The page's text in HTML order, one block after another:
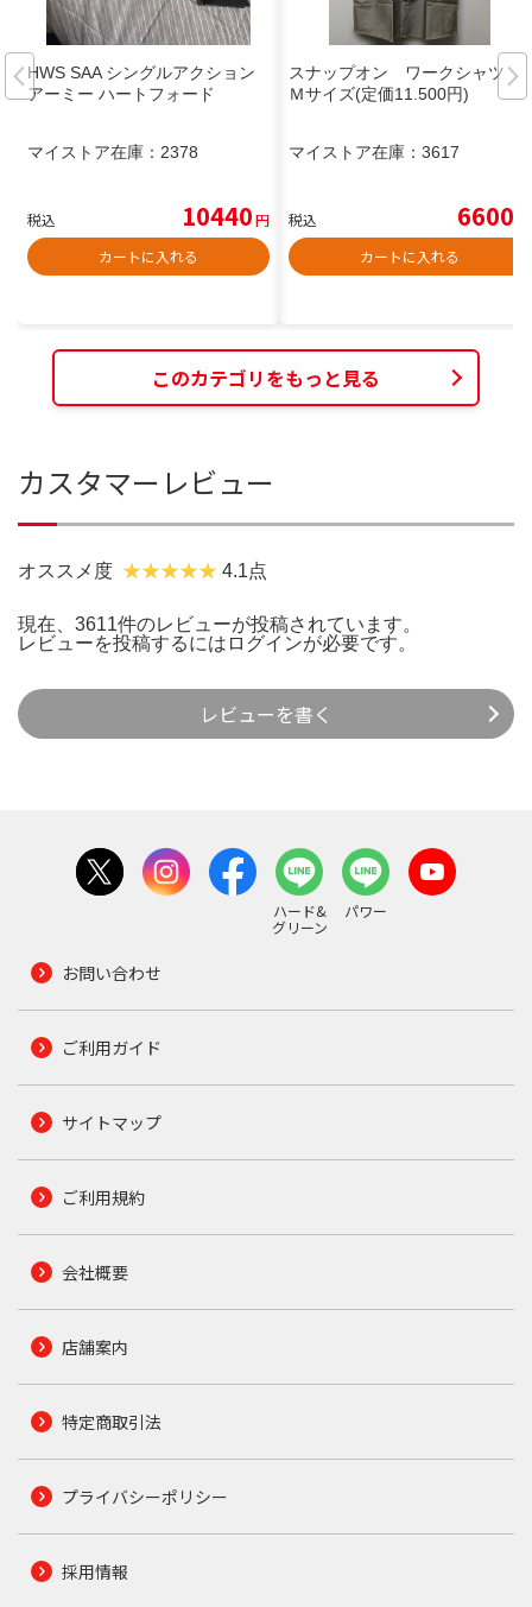
HWS SAA シングルアクション
アーミー ハートフォード
マイストア在庫： 2378
税込 10440円
カートに入れる
スナップオン ワークシャツ
Ｍサイズ(定価11.500円)
マイストア在庫： 3617
税込 6600
カートに入れる
このカテゴリをもっと見る
カスタマーレビュー
オススメ度 4.1点
現在、3611件のレビューが投稿されています。
レビューを投稿するには ログインが必要です。
レビューを書く
ハード&
グリーン
パワー
お問い合わせ
ご利用ガイド
サイトマップ
ご利用規約
会社概要
店舗案内
特定商取引法
プライバシーポリシー
採用情報